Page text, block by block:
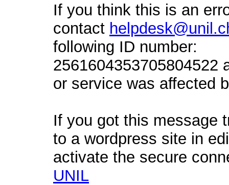
If you think this is an
contact
following ID number:
2561604353705804522
or service was affected
If you got this message
to a wordpress site in
activate the secure
UNIL